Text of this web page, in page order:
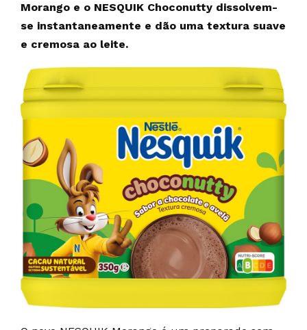
Morango e o NESQUIK Choconutty dissolvem-
se instantaneamente e dão uma textura suave
e cremosa ao leite.